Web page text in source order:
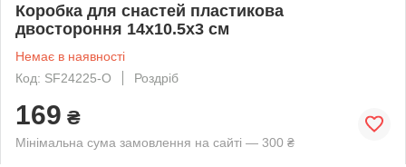
Коробка для снастей пластикова
двостороння 14х10.5х3 см
Немає в наявності
Код: SF24225-O
Роздріб
169 ₴
Мінімальна сума замовлення на сайті — 300 ₴